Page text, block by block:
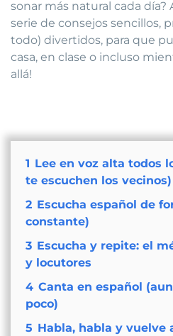
sonar más natural cada
serie de consejos sencillos,
todo) divertidos, para que
casa, en clase o incluso
allá!
1 Lee en voz alta todos
te escuchen los vecinos)
2 Escucha español de
constante)
3 Escucha y repite: el
y locutores
4 Canta en español
poco)
5 Habla, habla y vuelve